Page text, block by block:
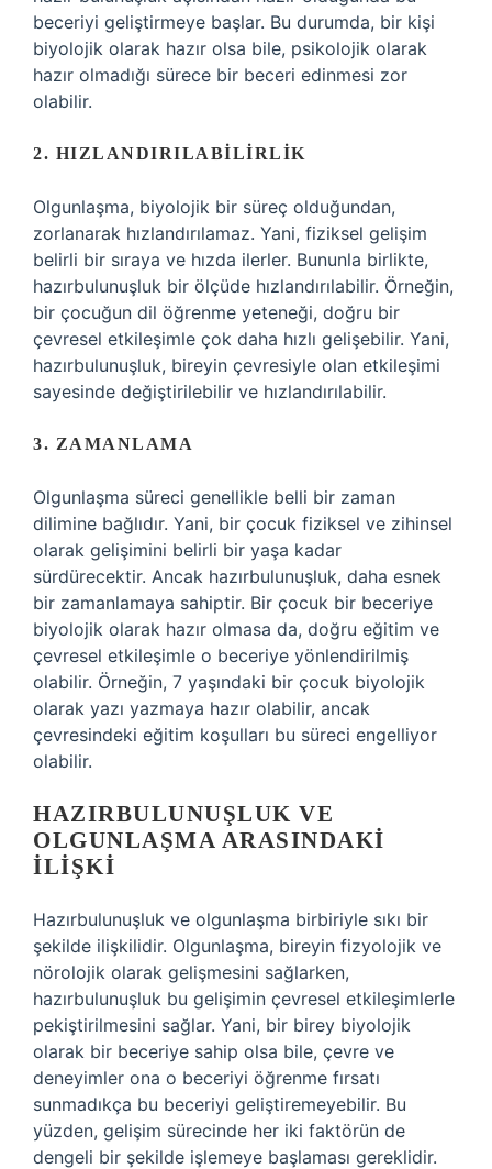
beceriyi geliştirmeye başlar. Bu durumda, bir kişi
biyolojik olarak hazır olsa bile, psikolojik olarak
hazır olmadığı sürece bir beceri edinmesi zor
olabilir.
2. HIZLANDIRILABILIRLIK
Olgunlaşma, biyolojik bir süreç olduğundan,
zorlanarak hızlandırılamaz. Yani, fiziksel gelişim
belirli bir sıraya ve hızda ilerler. Bununla birlikte,
hazırbulunuşluk bir ölçüde hızlandırılabilir. Örneğin,
bir çocuğun dil öğrenme yeteneği, doğru bir
çevresel etkileşimle çok daha hızlı gelişebilir. Yani,
hazırbulunuşluk, bireyin çevresiyle olan etkileşimi
sayesinde değiştirilebilir ve hızlandırılabilir.
3. ZAMANLAMA
Olgunlaşma süreci genellikle belli bir zaman
dilimine bağlıdır. Yani, bir çocuk fiziksel ve zihinsel
olarak gelişimini belirli bir yaşa kadar
sürdürecektir. Ancak hazırbulunuşluk, daha esnek
bir zamanlamaya sahiptir. Bir çocuk bir beceriye
biyolojik olarak hazır olmasa da, doğru eğitim ve
çevresel etkileşimle o beceriye yönlendirilmiş
olabilir. Örneğin, 7 yaşındaki bir çocuk biyolojik
olarak yazı yazmaya hazır olabilir, ancak
çevresindeki eğitim koşulları bu süreci engelliyor
olabilir.
HAZIRBULUNUŞLUK VE
OLGUNLAŞMA ARASINDAKI
İLIŞKI
Hazırbulunuşluk ve olgunlaşma birbiriyle sıkı bir
şekilde ilişkilidir. Olgunlaşma, bireyin fizyolojik ve
nörolojik olarak gelişmesini sağlarken,
hazırbulunuşluk bu gelişimin çevresel etkileşimlerle
pekiştirilmesini sağlar. Yani, bir birey biyolojik
olarak bir beceriye sahip olsa bile, çevre ve
deneyimler ona o beceriyi öğrenme fırsatı
sunmadıkça bu beceriyi geliştiremeyebilir. Bu
yüzden, gelişim sürecinde her iki faktörün de
dengeli bir şekilde işlemeye başlaması gereklidir.